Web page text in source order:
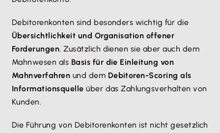
Debitorenkonten sind besonders wichtig für die
Übersichtlichkeit und Organisation offener
Forderungen. Zusätzlich dienen sie aber auch dem
Mahnwesen als Basis für die Einleitung von
Mahnverfahren und dem Debitoren-Scoring als
Informationsquelleüber das Zahlungsverhalten von
Kunden.
Die Führung von Debitorenkonten ist nicht gesetzlich